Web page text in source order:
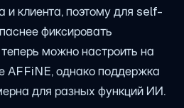
и клиента, поэтому для self-
фиксировать
можно настроить на
однако поддержка
для разных функций ИИ.